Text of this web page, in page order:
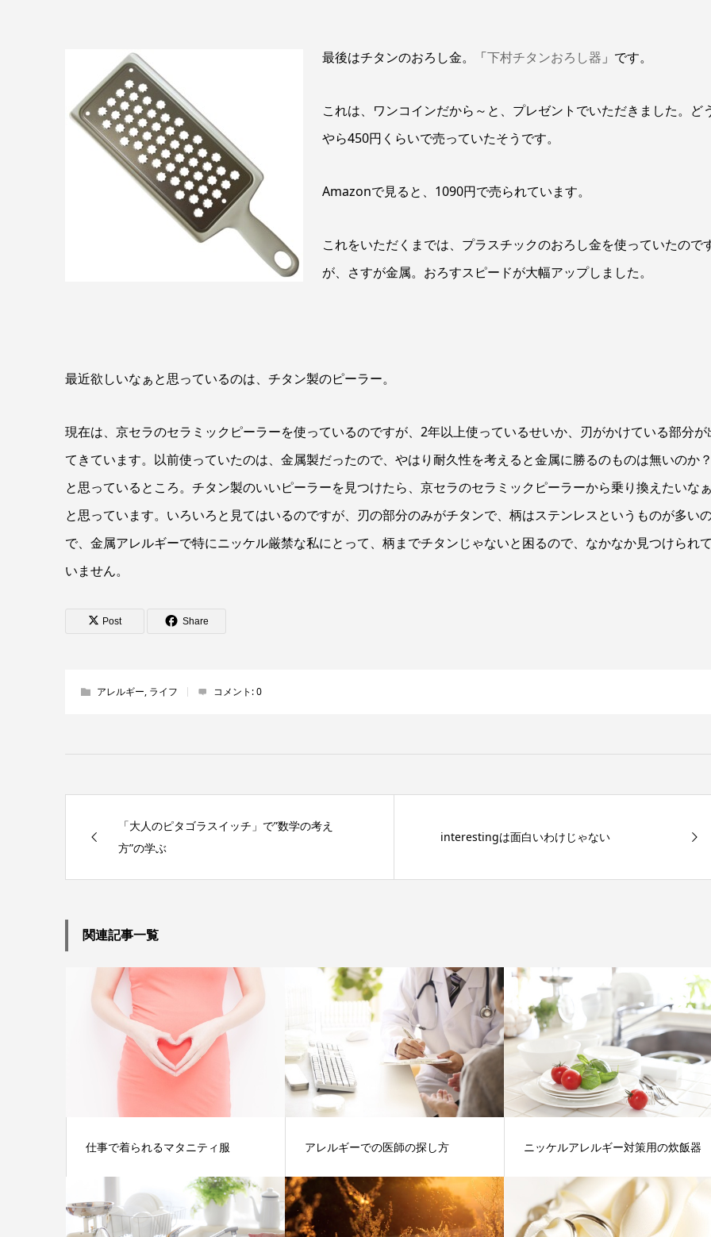
最後はチタンのおろし金。「下村チタンおろし器 」です。
これは、ワンコインだから～と、プレゼントでいただきました。ど
やら450円くらいで売っていたそうです。
Amazonで見ると、1090円で売られています。
これをいただくまでは、プラスチックのおろし金を使っていたので
が、さすが金属。おろすスピードが大幅アップしました。
最近欲しいなぁと思っているのは、チタン製のピーラー。
現在は、京セラのセラミックピーラーを使っているのですが、2年以上使っているせいか、刃がかけている部分が
てきています。以前使っていたのは、金属製だったので、やはり耐久性を考えると金属に勝るのものは無いのか
と思っているところ。チタン製のいいピーラーを見つけたら、京セラのセラミックピーラーから乗り換えたいな
と思っています。いろいろと見てはいるのですが、刃の部分のみがチタンで、柄はステンレスというものが多い
で、金属アレルギーで特にニッケル厳禁な私にとって、柄までチタンじゃないと困るので、なかなか見つけられ
いません。
Post Share
アレルギー, ライフ コメント:0
「大人のピタゴラスイッチ」で”数学の考え
方”の学ぶ
interestingは面白いわけじゃない
関連記事一覧
仕事で着られるマタニティ服 アレルギーでの医師の探し方 ニッケルアレルギー対策用の炊飯器